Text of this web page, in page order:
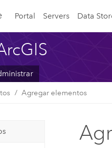
Portal Servers Data
Agregar elementos